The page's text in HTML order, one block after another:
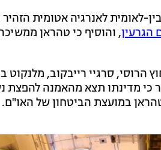
לאנרגיה אטומית הזהיר
הגרעין, והוסיף כי טהראן
הרוסי, סרגיי רייבקוב, מלנקוט
כי מדינתו תצא מהאמנה להפצת
במועצת הביטחון של האו"ם.